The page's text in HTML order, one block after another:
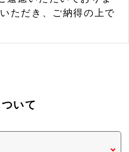
ただき、ご納得の上で
いて